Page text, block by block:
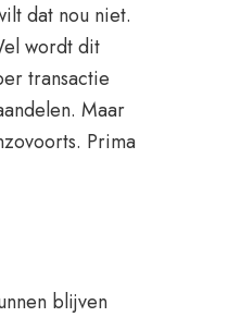
dat nou niet.
wordt dit
transactie
Maar
Prima
blijven